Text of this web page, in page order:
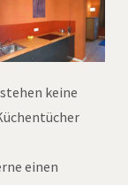
keine
einen